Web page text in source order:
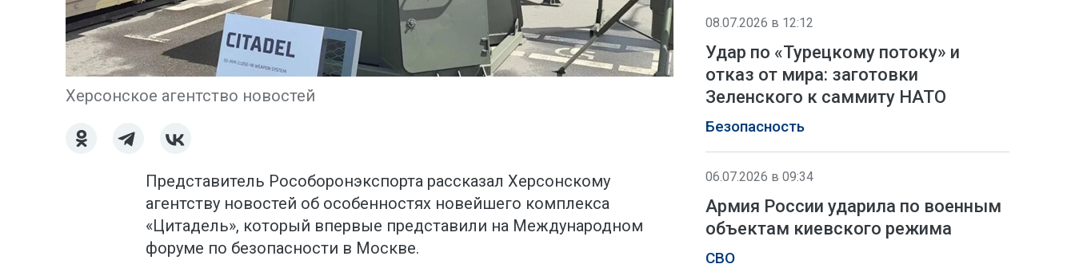
Херсонское агентство новостей
Представитель Рособоронэкспорта рассказал Херсонскому
агентству новостей об особенностях новейшего комплекса
«Цитадель», который впервые представили на Международном
форуме по безопасности в Москве.
08.07.2026 в 12:12
Удар по «Турецкому потоку» и
отказ от мира: заготовки
Зеленского к саммиту НАТО
Безопасность
06.07.2026 в 09:34
Армия России ударила по военным
объектам киевского режима
СВО